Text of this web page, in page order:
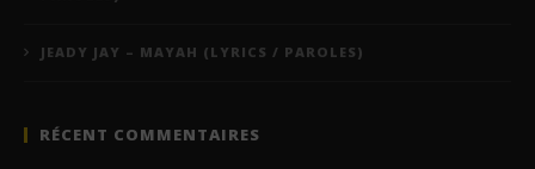
JEADY JAY – MAYAH (LYRICS / PAROLES)
RÉCENT COMMENTAIRES